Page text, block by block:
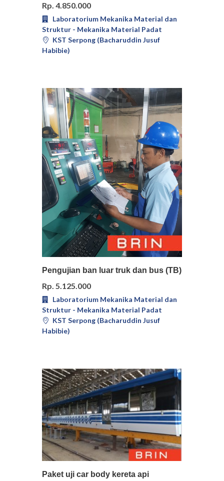
Rp. 4.850.000
Laboratorium Mekanika Material dan
Struktur - Mekanika Material Padat
KST Serpong (Bacharuddin Jusuf
Habibie)
Pilih Detail
Pengujian ban luar truk dan bus (TB)
Rp. 5.125.000
Laboratorium Mekanika Material dan
Struktur - Mekanika Material Padat
KST Serpong (Bacharuddin Jusuf
Habibie)
Pilih Detail
Paket uji car body kereta api